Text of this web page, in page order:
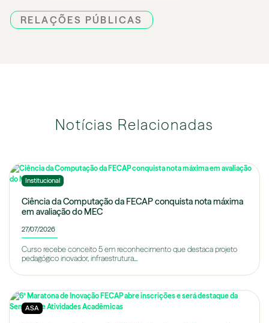
RELAÇÕES PÚBLICAS
Notícias Relacionadas
Institucional
Ciência da Computação da FECAP conquista nota máxima
em avaliação do MEC
27/07/2026
Curso recebe conceito 5 em reconhecimento que destaca projeto
pedagógico inovador, infraestrutura...
ASA